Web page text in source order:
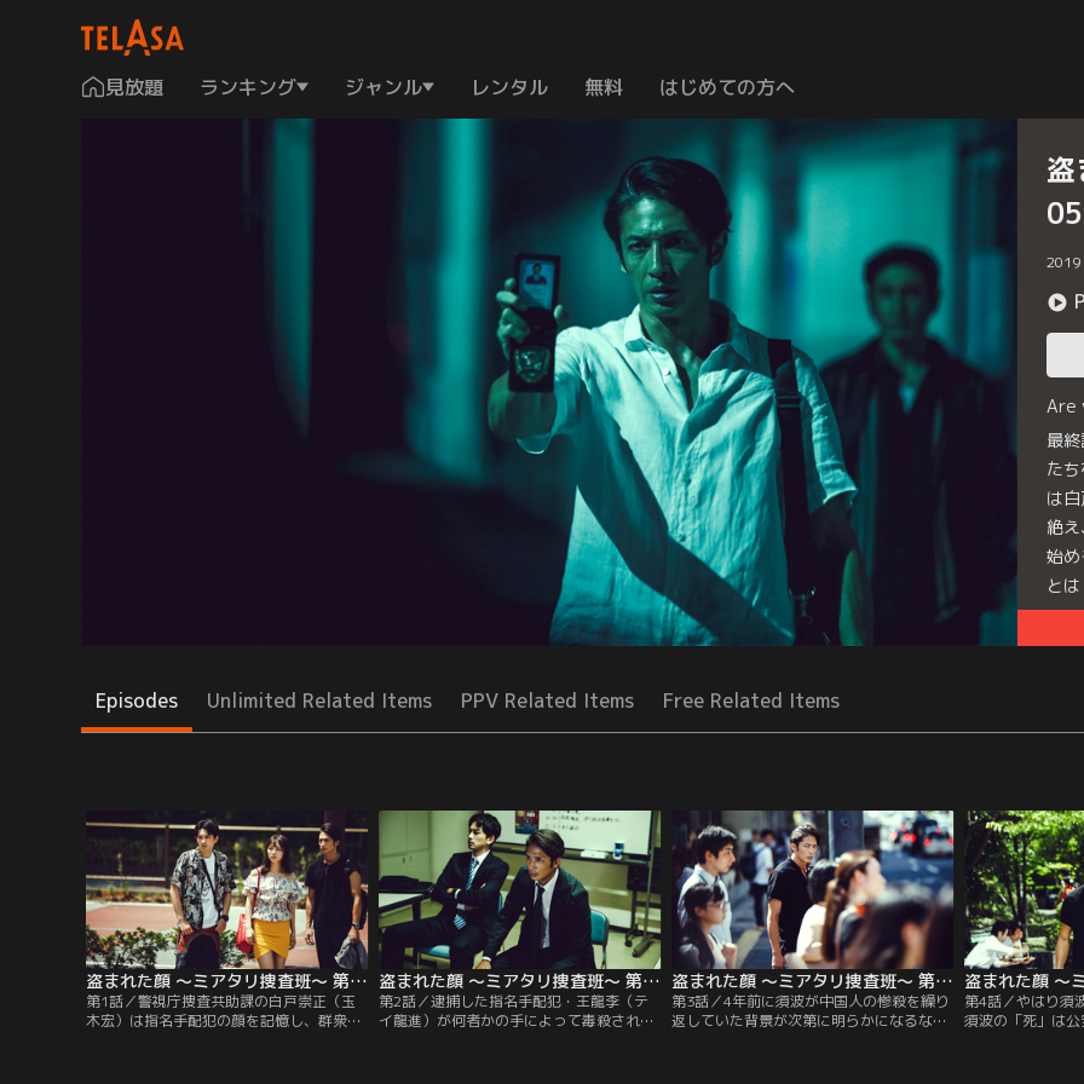
見放題 ランキング ジャンル レンタル 無料 はじめての方へ
2019
Are
最
た
は
絶
始
と
Episodes Unlimited Related Items PPV Related Items Free Related Items
盗まれた顔 ～ミアタリ捜査班～ 第01話
第1話／警視庁捜査共助課の白戸崇正（玉
木宏）は指名手配犯の顔を記憶し、群衆の
盗まれた顔 ～ミアタリ捜査班～ 第02話
第2話／逮捕した指名手配犯・王龍李（テ
イ龍進）が何者かの手によって毒殺され、
盗まれた顔 ～ミアタリ捜査班～ 第03話
第3話／4年前に須波が中国人の惨殺を繰り
返していた背景が次第に明らかになるな
第4話／やはり須
須波の「死」は